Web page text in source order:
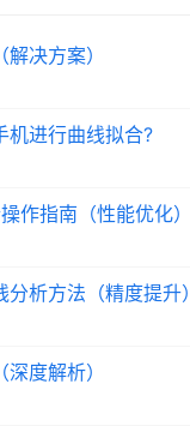
决方案）
机进行曲线拟合?
作指南（性能优化）
析方法（精度提升）
度解析）